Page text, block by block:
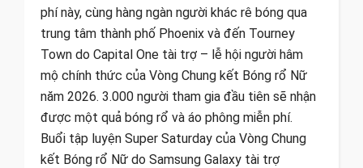
phí này, cùng hàng ngàn người khác rê bóng qua
trung tâm thành phố Phoenix và đến Tourney
Town do Capital One tài trợ – lễ hội người hâm
mộ chính thức của Vòng Chung kết Bóng rổ Nữ
năm 2026. 3.000 người tham gia đầu tiên sẽ nhận
được một quả bóng rổ và áo phông miễn phí.
Buổi tập luyện Super Saturday của Vòng Chung
kết Bóng rổ Nữ do Samsung Galaxy tài trợ